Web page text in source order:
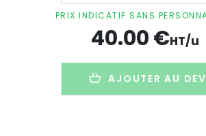
bureau
et
chargeur
bambou
PRIX INDICATIF SANS
40.00€HT/u
AJOUTER AU